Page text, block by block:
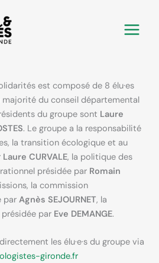
est composé de 8 élu·es
majorité du conseil départemental
du groupe sont Laure
. Le groupe a la responsabilité
la transition écologique et au
Laure CURVALE, la politique des
présidée par Romain
la commission
par Agnès SEJOURNET, la
par Eve DEMANGE.
les élu·e·s du groupe via
gironde.fr